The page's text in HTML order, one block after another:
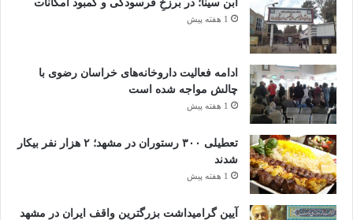
ابن سینا؛ در برزخِ فرسودگی و کمبود امکانات
1 هفته پیش
ادامه فعالیت داروخانه‌های خراسان رضوی با
چالش مواجه شده است
1 هفته پیش
تعطیلی ۳۰۰ رستوران در مشهد؛ ۲ هزار نفر بیکار
شدند
1 هفته پیش
آیین گرامیداشت بزرگترین واقف ایران در مشهد